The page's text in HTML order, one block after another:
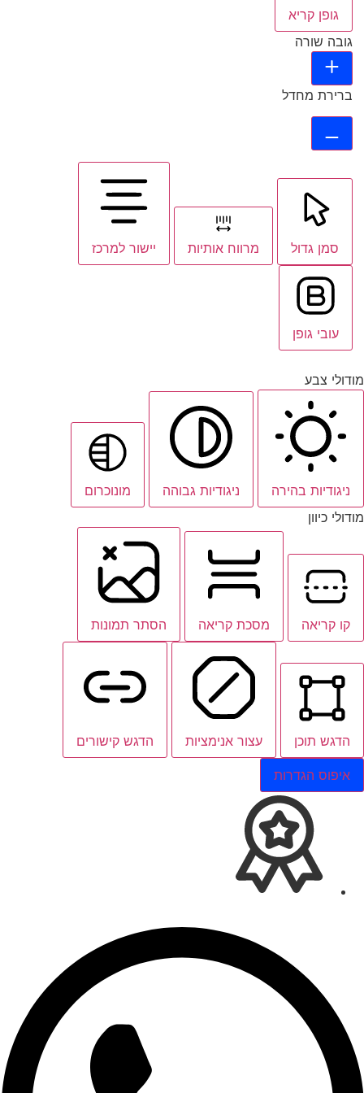
גופן קריא
גובה שורה
ברירת מחדל
סמן גדול מרווח אותיות יישור למרכז
עובי גופן
מודולי צבע
ניגודיות בהירה ניגודיות גבוהה
מונוכרום
מודולי כיוון
קו קריאה מסכת קריאה הסתר תמונות
הדגש תוכן עצור אנימציות הדגש קישורים
איפוס הגדרות